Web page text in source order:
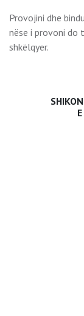
Provojini dhe
nëse i provoni do
shkëlqyer.